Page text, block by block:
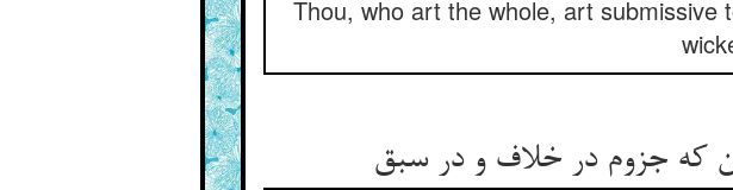
Thou, who art the whole, art